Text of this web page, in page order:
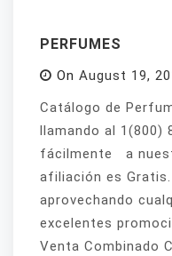
PERFUMES
On August 19,
Catálogo de
llamando al 1(800)
fácilmente a
afiliación es
aprovechando
excelentes
Venta Combinado